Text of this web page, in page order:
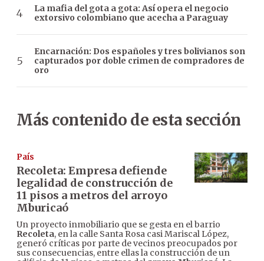
La mafia del gota a gota: Así opera el negocio
extorsivo colombiano que acecha a Paraguay
Encarnación: Dos españoles y tres bolivianos son
capturados por doble crimen de compradores de
oro
Más contenido de esta sección
País
Recoleta: Empresa defiende
legalidad de construcción de
11 pisos a metros del arroyo
Mburicaó
Un proyecto inmobiliario que se gesta en el barrio
Recoleta, en la calle Santa Rosa casi Mariscal López,
generó críticas por parte de vecinos preocupados por
sus consecuencias, entre ellas la construcción de un